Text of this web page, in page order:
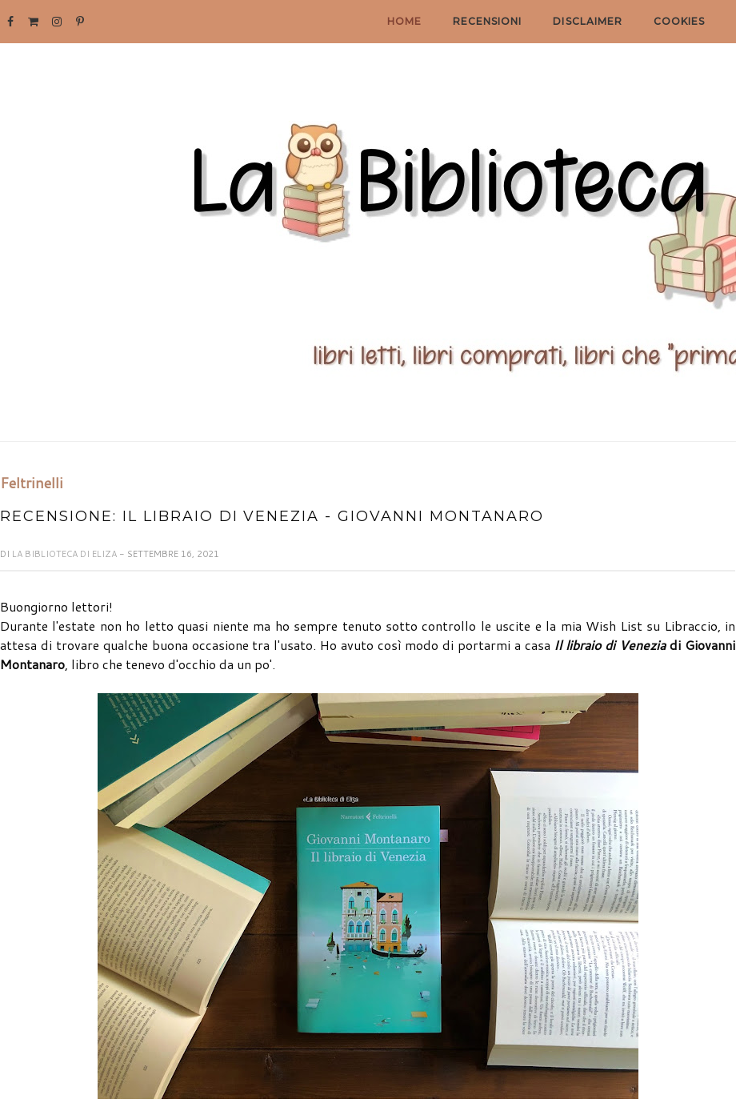
HOME RECENSIONI DISCLAIMER COOKIES
Feltrinelli
RECENSIONE: IL LIBRAIO DI VENEZIA - GIOVANNI MONTANARO
DI LA BIBLIOTECA DI ELIZA - SETTEMBRE 16, 2021
Buongiorno lettori!
Durante l'estate non ho letto quasi niente ma ho sempre tenuto sotto controllo le uscite e la mia Wish List su Libraccio, in
attesa di trovare qualche buona occasione tra l'usato. Ho avuto così modo di portarmi a casa Il libraio di Veneziadi Giovanni
Montanaro, libro che tenevo d'occhio da un po'.